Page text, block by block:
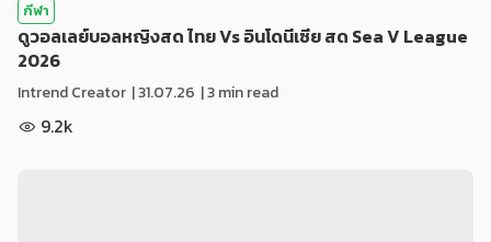
กีฬา
ดูวอลเลย์บอลหญิงสด ไทย Vs อินโดนีเซีย สด Sea V League
2026
Intrend Creator |31.07.26 | 3 min read
9.2k